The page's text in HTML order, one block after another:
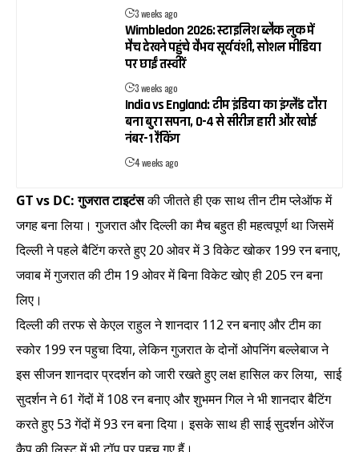
3 weeks ago
Wimbledon 2026: स्टाइलिश ब्लैक लुक में
मैच देखने पहुंचे वैभव सूर्यवंशी, सोशल मीडिया
पर छाईं तस्वीरें
3 weeks ago
India vs England: टीम इंडिया का इंग्लैंड दौरा
बना बुरा सपना, 0-4 से सीरीज हारी और खोई
नंबर-1 रैंकिंग
4 weeks ago
GT vs DC: गुजरात टाइटंसकी जीतते ही एक साथ तीन टीम प्लेऑफ में
जगह बना लिया। गुजरात और दिल्ली का मैच बहुत ही महत्वपूर्ण था जिसमें
दिल्ली ने पहले बैटिंग करते हुए 20 ओवर में 3 विकेट खोकर 199 रन बनाए,
जवाब में गुजरात की टीम 19 ओवर में बिना विकेट खोए ही 205 रन बना
लिए।
दिल्ली की तरफ से केएल राहुल ने शानदार 112 रन बनाए और टीम का
स्कोर 199 रन पहुचा दिया, लेकिन गुजरात के दोनों ओपनिंग बल्लेबाज ने
इस सीजन शानदार प्रदर्शन को जारी रखते हुए लक्ष हासिल कर लिया, साई
सुदर्शन ने 61 गेंदों में 108 रन बनाए और शुभमन गिल ने भी शानदार बैटिंग
करते हुए 53 गेंदों में 93 रन बना दिया। इसके साथ ही साई सुदर्शन ओरेंज